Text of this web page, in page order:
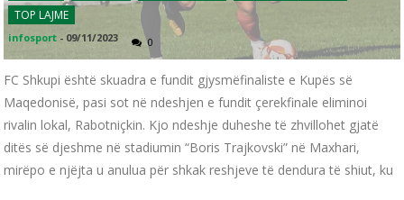
TOP LAJME
infosport - 09/11/2023 0
FC Shkupi është skuadra e fundit gjysmëfinaliste e Kupës së
Maqedonisë, pasi sot në ndeshjen e fundit çerekfinale eliminoi
rivalin lokal, Rabotniçkin. Kjo ndeshje duheshe të zhvillohet gjatë
ditës së djeshme në stadiumin “Boris Trajkovski” në Maxhari,
mirëpo e njëjta u anulua për shkak reshjeve të dendura të shiut, ku